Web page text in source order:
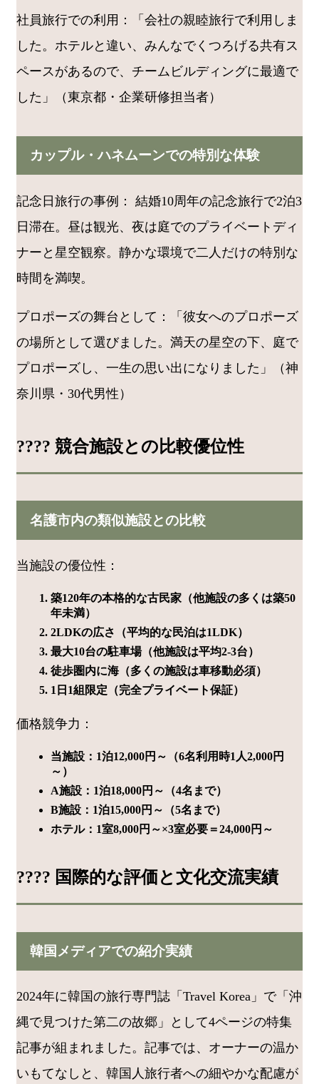
社員旅行での利用：「会社の親睦旅行で利用しま
した。ホテルと違い、みんなでくつろげる共有ス
ペースがあるので、チームビルディングに最適で
した」（東京都・企業研修担当者）
カップル・ハネムーンでの特別な体験
記念日旅行の事例： 結婚10周年の記念旅行で2泊3
日滞在。昼は観光、夜は庭でのプライベートディ
ナーと星空観察。静かな環境で二人だけの特別な
時間を満喫。
プロポーズの舞台として：「彼女へのプロポーズ
の場所として選びました。満天の星空の下、庭で
プロポーズし、一生の思い出になりました」（神
奈川県・30代男性）
???? 競合施設との比較優位性
名護市内の類似施設との比較
当施設の優位性：
築120年の本格的な古民家（他施設の多くは築50
年未満）
2LDKの広さ（平均的な民泊は1LDK）
最大10台の駐車場（他施設は平均2-3台）
徒歩圏内に海（多くの施設は車移動必須）
1日1組限定（完全プライベート保証）
価格競争力：
当施設：1泊12,000円～（6名利用時1人2,000円
～）
A施設：1泊18,000円～（4名まで）
B施設：1泊15,000円～（5名まで）
ホテル：1室8,000円～×3室必要＝24,000円～
???? 国際的な評価と文化交流実績
韓国メディアでの紹介実績
2024年に韓国の旅行専門誌「Travel Korea」で「沖
縄で見つけた第二の故郷」として4ページの特集
記事が組まれました。記事では、オーナーの温か
いもてなしと、韓国人旅行者への細やかな配慮が